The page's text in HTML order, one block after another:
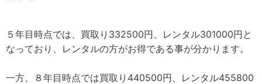
５年目時点では、買取り332500円、レンタル301000円と
なっており、レンタルの方がお得である事が分かります。
一方、８年目時点では買取り440500円、レンタル455800